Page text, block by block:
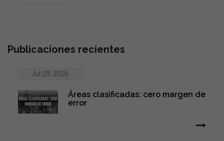
Publicaciones recientes
Jul 29, 2026
Áreas clasificadas: cero margen de
error